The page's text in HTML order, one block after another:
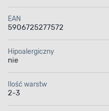
EAN
5906725277572
Hipoalergiczny
nie
Ilość warstw
2-3